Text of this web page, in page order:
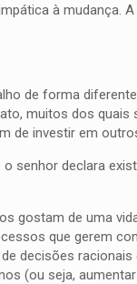
à mudança.
de forma
muitos dos
de investir em
o senhor declara
gostam de uma
que gerem
decisões
(ou seja,